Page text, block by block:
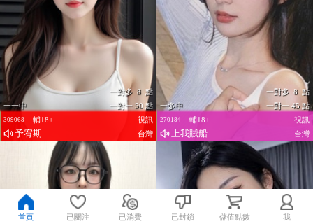
一一中
一對多 8 點
一對一 50 點
輔18+
視訊
309068
予宥期 台灣
一多中
一對多 8 點
一對一 45 點
輔18+
視訊
270184
上我賊船 台灣
首頁 已關注 已消費 已封鎖 儲值點數 我